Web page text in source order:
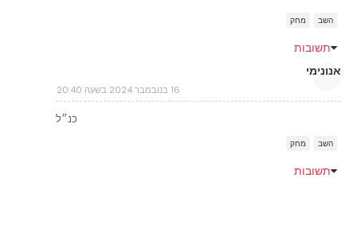
השב מחק
תשובות
אנונימי
16 בנובמבר 2024 בשעה 20:40
כנ״ל
השב מחק
תשובות